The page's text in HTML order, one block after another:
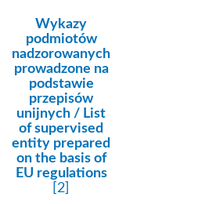
kategoria:
Wykazy
podmiotów
nadzorowanych
prowadzone na
podstawie
przepisów
unijnych / List
of supervised
entity prepared
on the basis of
EU regulations
[2]